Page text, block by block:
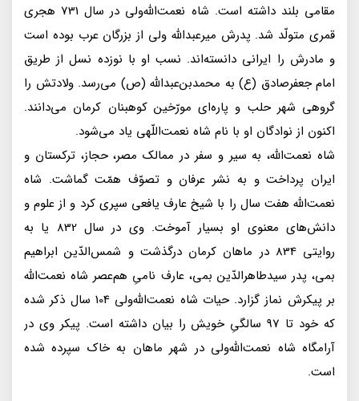
مقامى بلند داشته است. شاه نعمت‌الله‌ولى در سال 731 هجرى
قمرى متولّد شد. پدرش مير‌عبدالله ولى از بزرگان عرب بوده است
و مادرش را ايرانى دانسته‌اند. نسب او با نوزده نسل از طريق
امام جعفر‌صادق (ع) به محمد‌بن‌عبدالله (ص) مى‌رسد. ولادتش را
گروهى شهر حلب و پاره‌اى مورّخين كوهبنان كرمان مى‌دانند.
اكنون از نوادگان او با نام شاه نعمت‌اللّهى ياد مى‌شود.
شاه نعمت‌الله، به سير و سفر در ممالک مصر، حجاز، تركستان و
ايران پرداخت و به نشر عرفان و تصوّف همّت گماشت. شاه
نعمت‌الله هفت سال را با شيخ عارف يافعى سپرى كرد و از علوم و
دانش‌هاى معنوى او بسيار آموخت. وى در سال 832 يا به
روايتى 834 در ماهان كرمان درگذشت و شمس‌الدّين ابراهيم
بمى، پدر سيدطاهرالدّين بمى، عارف نامىِ هم‌عصر شاه نعمت‌الله
بر پيكرش نماز گزارد. حيات شاه نعمت‌الله‌ولى 104 سال ذكر شده
كه خود تا 97 سالگىِ خويش را بيان داشته است. پيكر وى در
آرامگاه شاه نعمت‌الله‌ولى در شهر ماهان به خاک سپرده شده
است.